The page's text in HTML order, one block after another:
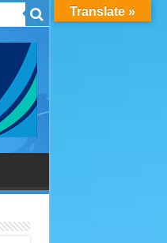
Translate »